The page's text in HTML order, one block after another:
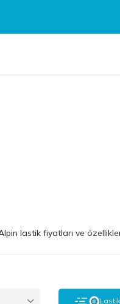
lastik fiyatları ve